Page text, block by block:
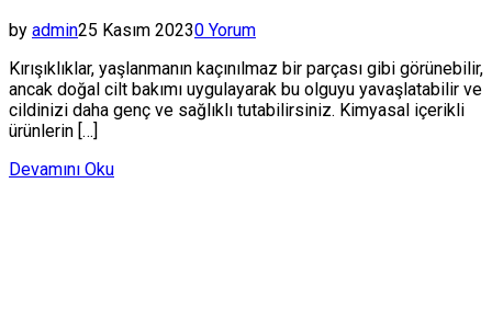
by admin25 Kasım 20230 Yorum
Kırışıklıklar, yaşlanmanın kaçınılmaz bir parçası gibi görünebilir,
ancak doğal cilt bakımı uygulayarak bu olguyu yavaşlatabilir ve
cildinizi daha genç ve sağlıklı tutabilirsiniz. Kimyasal içerikli
ürünlerin […]
Devamını Oku